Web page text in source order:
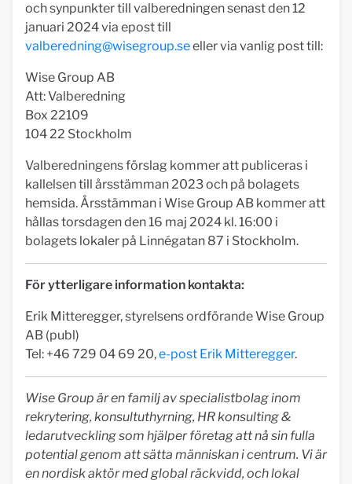
och synpunkter till valberedningen senast den 12
januari 2024 via epost till
valberedning@wisegroup.seeller via vanlig post till:
Wise Group AB
Att: Valberedning
Box 22109
104 22 Stockholm
Valberedningens förslag kommer att publiceras i
kallelsen till årsstämman 2023 och på bolagets
hemsida. Årsstämman i Wise Group AB kommer att
hållas torsdagen den 16 maj 2024 kl. 16:00 i
bolagets lokaler på Linnégatan 87 i Stockholm.
För ytterligare information kontakta:
Erik Mitteregger, styrelsens ordförande Wise Group
AB (publ)
Tel: +46 729 04 69 20,e-post Erik Mitteregger.
Wise Group är en familj av specialistbolag inom
rekrytering, konsultuthyrning, HR konsulting &
ledarutveckling som hjälper företag att nå sin fulla
potential genom att sätta människan i centrum. Vi är
en nordisk aktör med global räckvidd, och lokal